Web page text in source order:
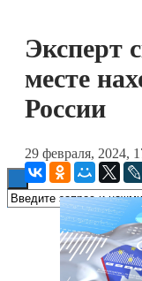
ESG
Эксперт
месте
России
29 февраля, 2024,